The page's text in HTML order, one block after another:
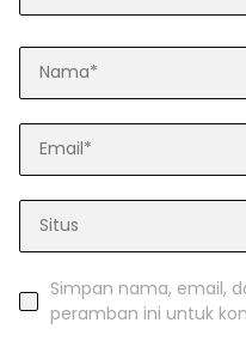
Simpan nama, email,
peramban ini untuk